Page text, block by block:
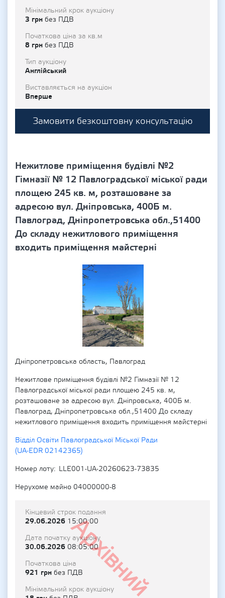
Мінімальний крок аукціону
3 грн без ПДВ
Початкова ціна за кв.м
8 грн без ПДВ
Тип аукціону
Англійський
Виставляється на аукціон
Вперше
Замовити безкоштовну консультацію
Нежитлове приміщення будівлі №2
Гімназії № 12 Павлоградської міської ради
площею 245 кв. м, розташоване за
адресою вул. Дніпровська, 400Б м.
Павлоград, Дніпропетровська обл.,51400
До складу нежитлового приміщення
входить приміщення майстерні
Дніпропетровська область, Павлоград
Нежитлове приміщення будівлі №2 Гімназії № 12
Павлоградської міської ради площею 245 кв. м,
розташоване за адресою вул. Дніпровська, 400Б м.
Павлоград, Дніпропетровська обл.,51400 До складу
нежитлового приміщення входить приміщення майстерні
Відділ Освіти Павлоградської Міської Ради
(UA-EDR 02142365)
Номер лоту
LLE001-UA-20260623-73835
Нерухоме майно 04000000-8
Архівний
Кінцевий строк подання
29.06.2026 15:00:00
Дата початку аукціону
30.06.2026 08:05:00
Початкова ціна
921 грн без ПДВ
Мінімальний крок аукціону